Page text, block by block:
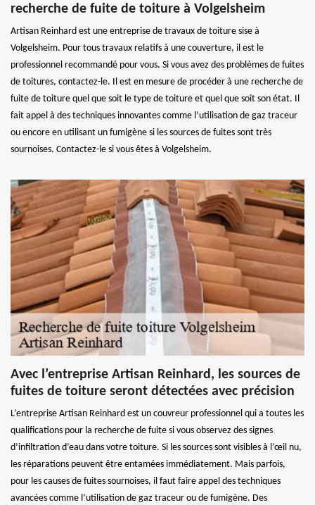
recherche de fuite de toiture à Volgelsheim
Artisan Reinhard est une entreprise de travaux de toiture sise à
Volgelsheim. Pour tous travaux relatifs à une couverture, il est le
professionnel recommandé pour vous. Si vous avez des problèmes de fuites
de toitures, contactez-le. Il est en mesure de procéder à une recherche de
fuite de toiture quel que soit le type de toiture et quel que soit son état. Il
fait appel à des techniques innovantes comme l’utilisation de gaz traceur
ou encore en utilisant un fumigène si les sources de fuites sont très
sournoises. Contactez-le si vous êtes à Volgelsheim.
Avec l’entreprise Artisan Reinhard, les sources de
fuites de toiture seront détectées avec précision
L’entreprise Artisan Reinhard est un couvreur professionnel qui a toutes les
qualifications pour la recherche de fuite si vous observez des signes
d’infiltration d’eau dans votre toiture. Si les sources sont visibles à l’œil nu,
les réparations peuvent être entamées immédiatement. Mais parfois,
pour les causes de fuites sournoises, il faut faire appel des techniques
avancées comme l’utilisation de gaz traceur ou de fumigène. Des